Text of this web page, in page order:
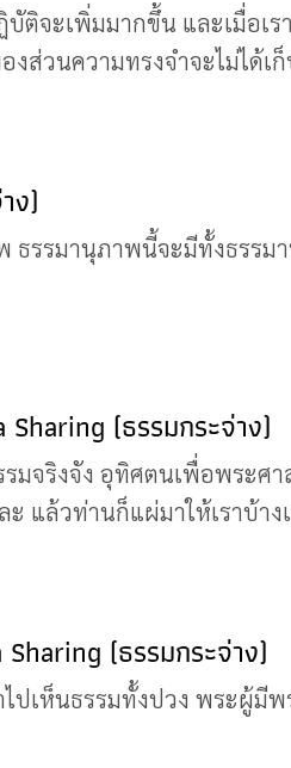
ติจะเพิ่มมากขึ้น และเมื่อเ
วนความทรงจำจะไม่ได้เ
ง)
ธรรมานุภาพนี้จะมีทั้งธรร
(ธรรมกระจ่าง)
จริงจัง อุทิศตนเพื่อพระศา
แล้วท่านก็แผ่มาให้เราบ้าง
(ธรรมกระจ่าง)
เห็นธรรมทั้งปวง พระผู้มี